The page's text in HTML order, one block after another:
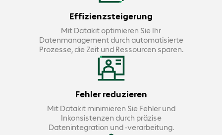
Effizienzsteigerung
Mit Datakit optimieren Sie Ihr
Datenmanagement durch automatisierte
Prozesse, die Zeit und Ressourcen sparen.
Fehler reduzieren
Mit Datakit minimieren Sie Fehler und
Inkonsistenzen durch präzise
Datenintegration und -verarbeitung.